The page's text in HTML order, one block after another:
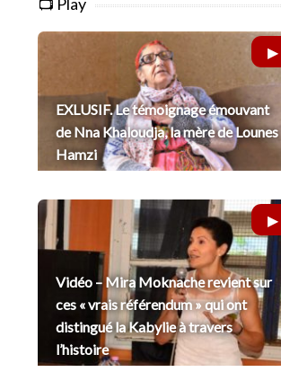
EXLUSIF. Le témoignage émouvant
de Nna Khaloudja, la mère de Lounes
Hamzi
Vidéo – Mira Moknache revient sur
ces « vrais référendum » qui ont
distingué la Kabylie à travers
l’histoire